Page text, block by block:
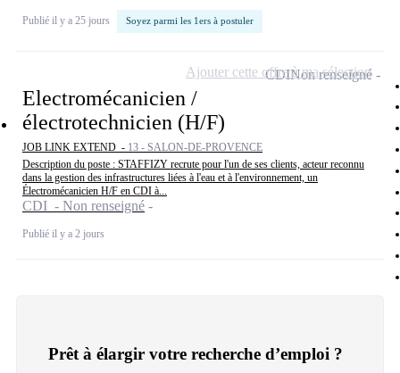
Publié il y a 25 jours Soyez parmi les 1ers à postuler
Electromécanicien /
électrotechnicien (H/F)
JOB LINK EXTEND - 13 - SALON-DE-PROVENCE
Description du poste : STAFFIZY recrute pour l'un de ses clients, acteur reconnu
dans la gestion des infrastructures liées à l'eau et à l'environnement, un
Électromécanicien H/F en CDI à...
CDI - Non renseigné
Publié il y a 2 jours
CDINon renseigné
Ajouter cette offre à ma sélection
Prêt à élargir votre recherche d’emploi ?